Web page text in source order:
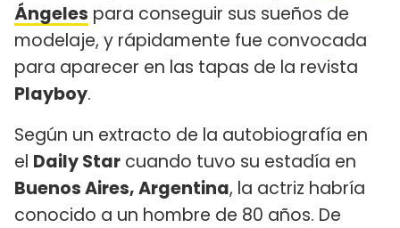
Ángeles para conseguir sus sueños de
modelaje, y rápidamente fue convocada
para aparecer en las tapas de la revista
Playboy.
Según un extracto de la autobiografía en
el Daily Star cuando tuvo su estadía en
Buenos Aires, Argentina, la actriz habría
conocido a un hombre de 80 años. De